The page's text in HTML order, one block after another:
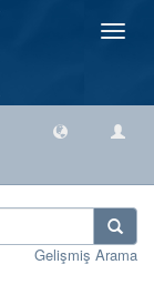
Geçiş
Gelişmiş Arama